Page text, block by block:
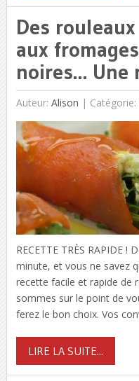
Des
aux
noires… Une
Auteur: Alison | Catégorie:
RECETTE TRÈS RAPIDE !
minute, et vous ne savez
recette facile et rapide de
sommes sur le point de
ferez le bon choix. Vos
LIRE LA SUITE...